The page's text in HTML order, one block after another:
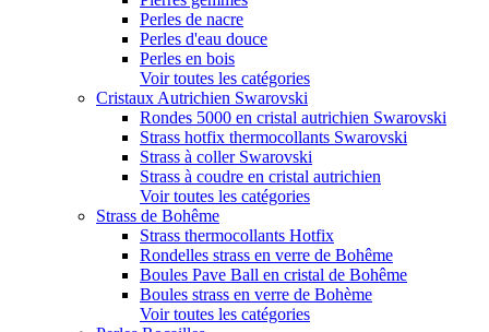
Perles de nacre
Perles d'eau douce
Perles en bois
Voir toutes les catégories
Cristaux Autrichien Swarovski
Rondes 5000 en cristal autrichien Swarovski
Strass hotfix thermocollants Swarovski
Strass à coller Swarovski
Strass à coudre en cristal autrichien
Voir toutes les catégories
Strass de Bohême
Strass thermocollants Hotfix
Rondelles strass en verre de Bohême
Boules Pave Ball en cristal de Bohême
Boules strass en verre de Bohème
Voir toutes les catégories